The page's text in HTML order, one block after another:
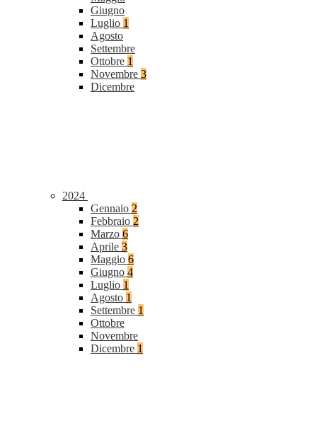
Giugno
Luglio 1
Agosto
Settembre
Ottobre 1
Novembre 3
Dicembre
2024
Gennaio 2
Febbraio 2
Marzo 6
Aprile 3
Maggio 6
Giugno 4
Luglio 1
Agosto 1
Settembre 1
Ottobre
Novembre
Dicembre 1